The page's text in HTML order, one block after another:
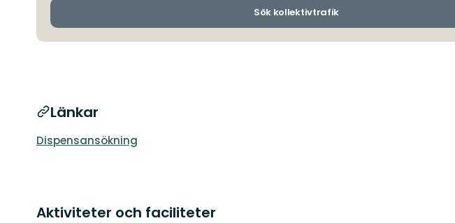
Sök kollektivtrafik
Länkar
Dispensansökning
Aktiviteter och faciliteter